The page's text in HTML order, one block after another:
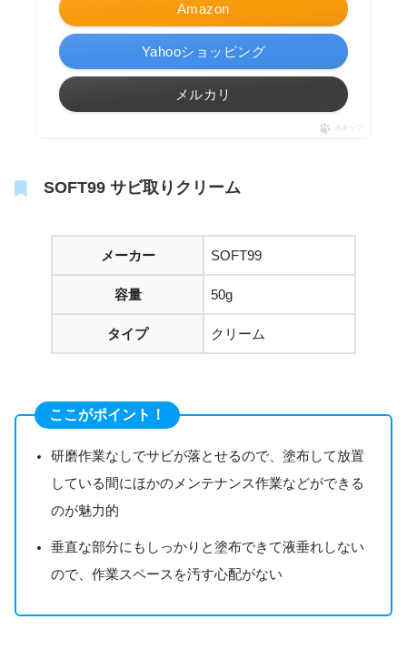
Amazon
Yahooショッピング
メルカリ
ポチップ
SOFT99 サビ取りクリーム
メーカー SOFT99
容量 50g
タイプ クリーム
ここがポイント！
研磨作業なしでサビが落とせるので、塗布して放置
している間にほかのメンテナンス作業などができる
のが魅力的
垂直な部分にもしっかりと塗布できて液垂れしない
ので、作業スペースを汚す心配がない